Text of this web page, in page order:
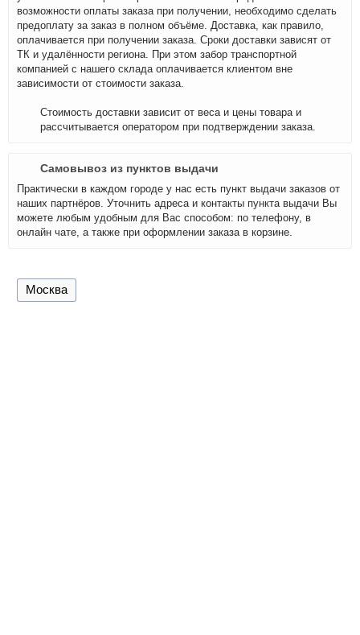
возможности оплаты заказа при получении, необходимо сделать
предоплату за заказ в полном объёме. Доставка, как правило,
оплачивается при получении заказа. Сроки доставки зависят от
ТК и удалённости региона. При этом забор транспортной
компанией с нашего склада оплачивается клиентом вне
зависимости от стоимости заказа.
Стоимость доставки зависит от веса и цены товара и
рассчитывается оператором при подтверждении заказа.
Самовывоз из пунктов выдачи
Практически в каждом городе у нас есть пункт выдачи заказов от
наших партнёров. Уточнить адреса и контакты пункта выдачи Вы
можете любым удобным для Вас способом: по телефону, в
онлайн чате, а также при оформлении заказа в корзине.
Москва